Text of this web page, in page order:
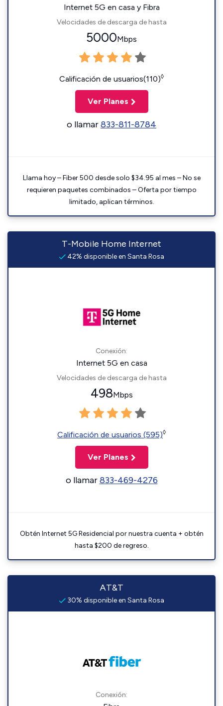
Internet 5G en casa y Fibra
Velocidades de descarga de hasta
5000Mbps
Calificación de usuarios(110)◊
Ver Planes
o llamar833-811-8784
Llama hoy – Fiber 500 desde solo $34.95 al mes – No se
requieren paquetes combinados – Oferta por tiempo
limitado, aplican términos.
T-Mobile Home Internet
42% disponible en Santa Rosa
Conexión:
Internet 5G en casa
Velocidades de descarga de hasta
498Mbps
Calificación de usuarios (595)◊
Ver Planes
o llamar833-469-4276
Obtén Internet 5G Residencial por nuestra cuenta + obtén
hasta $200 de regreso.
AT&T
30% disponible en Santa Rosa
Conexión: